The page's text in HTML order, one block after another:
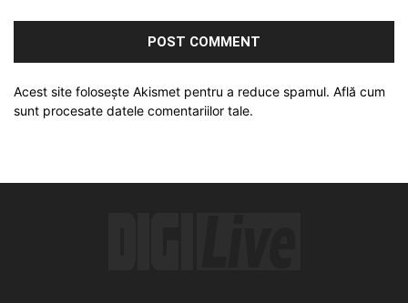
Acest site folosește Akismet pentru a reduce spamul. Află cum
sunt procesate datele comentariilor tale.